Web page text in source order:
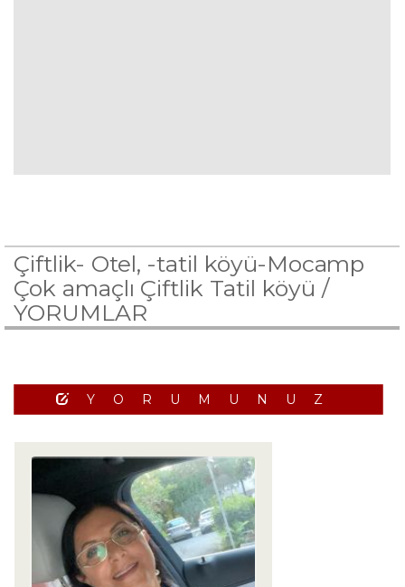
Çiftlik- Otel, -tatil köyü-Mocamp
Çok amaçlı Çiftlik Tatil köyü /
YORUMLAR
YORUMUNUZ